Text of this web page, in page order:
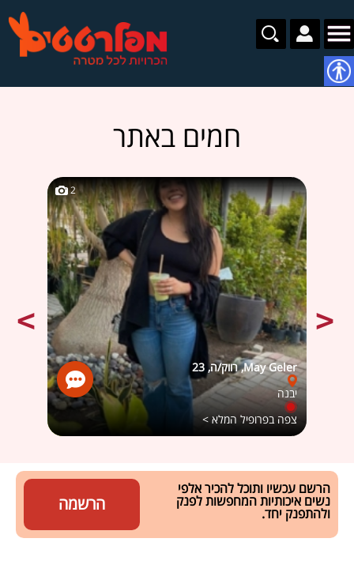
חמים באתר
2
May Geler, רווק/ה, 23
יבנה
צפה בפרופיל המלא >
הרשמה
הרשם עכשיו ותוכל להכיר אלפי
נשים איכותיות המחפשות לפנק
ולהתפנק יחד.